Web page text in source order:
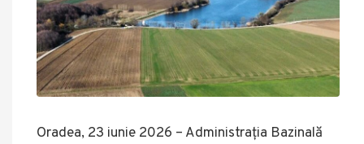
Oradea, 23 iunie 2026 – Administrația Bazinală